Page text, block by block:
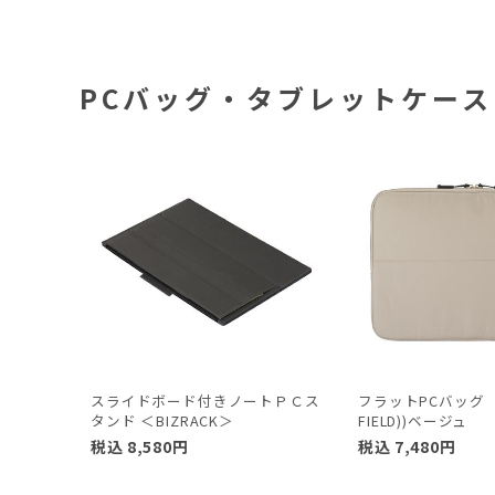
PCバッグ・タブレットケース
スライドボード付きノートＰＣス
タンド ＜BIZRACK＞
税込 8,580円
フラットPCバッグ
FIELD))ベージュ
税込 7,480円